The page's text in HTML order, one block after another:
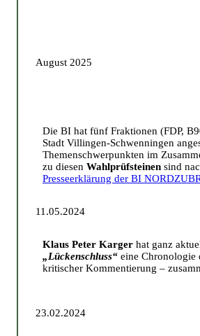
August 2025
Die BI hat fünf Fraktionen (FDP,
Stadt Villingen-Schwenningen
Themenschwerpunkten im
zu diesen Wahlprüfsteinen sind
Presseerklärung der BI
11.05.2024
Klaus Peter Karger hat ganz
„Lückenschluss“ eine Chronologie
kritischer Kommentierung –
23.02.2024